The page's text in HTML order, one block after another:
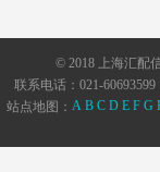
© 2018 上海汇配
联系电话：021-60693599
站点地图： A B C D E F G